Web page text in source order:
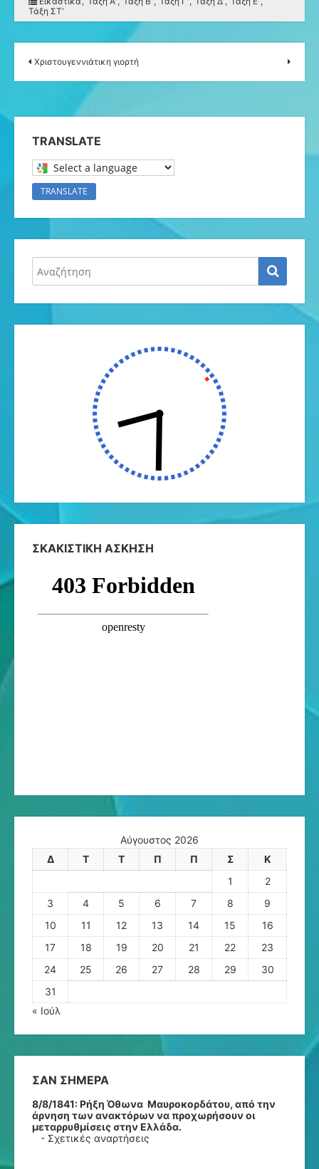
Τάξη ΣΤ'
Χριστουγεννιάτικη γιορτή
TRANSLATE
Select a language to translate this page
TRANSLATE
ΣΚΑΚΙΣΤΙΚΉ ΆΣΚΗΣΗ
Αύγουστος 2026
Δ
Τ Τ Π Π Σ
Κ
1
2
3
4 5 6 7 8
9
10
11 12 13 14 15
16
17
18 19 20 21 22
23
24
25 26 27 28 29
30
31
« Ιούλ
ΣΑΝ ΣΉΜΕΡΑ
8/8/1841:Ρήξη Όθωνα  Μαυροκορδάτου, από την
άρνηση των ανακτόρων να προχωρήσουν οι
μεταρρυθμίσεις στην Ελλάδα.
- Σχετικές αναρτήσεις